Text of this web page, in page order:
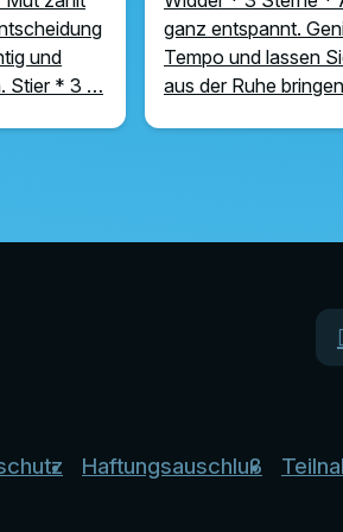
und
Stier * 3 …
ganz entspannt.
Tempo und lassen
aus der Ruhe
Haftungsauschluß